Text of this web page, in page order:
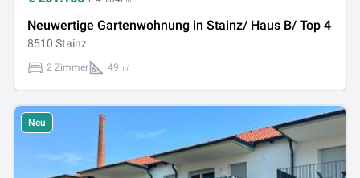
Neuwertige Gartenwohnung in Stainz/ Haus B/ Top 4
8510 Stainz
2 Zimmer 49 ㎡
Neu